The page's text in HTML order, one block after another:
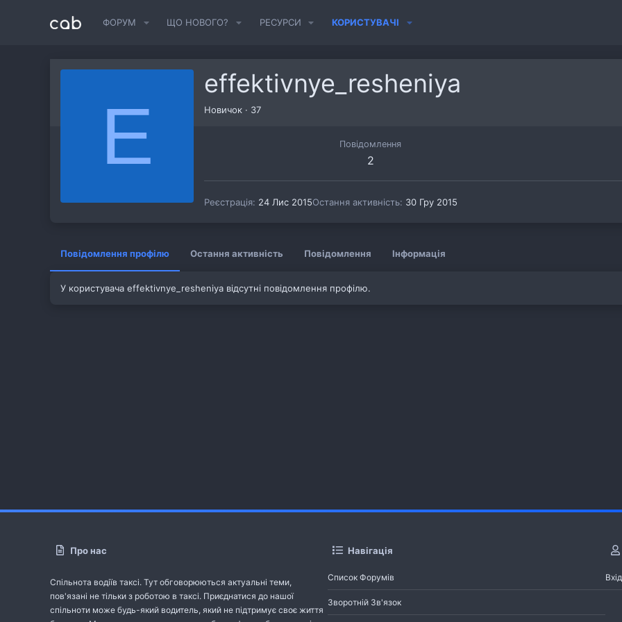
ФОРУМ ЩО НОВОГО? РЕСУРСИ КОРИСТУВАЧІ
E
effektivnye_resheniya
Новичок · 37
Повідомлення
2
Реєстрація 24 Лис 2015Остання активність 30 Гру 2015
Повідомлення профілю Остання активність Повідомлення Інформація
У користувача effektivnye_resheniya відсутні повідомлення профілю.
Про нас
Спільнота водіїв таксі. Тут обговорюються актуальні теми,
пов'язані не тільки з роботою в таксі. Приєднатися до нашої
спільноти може будь-який водитель, який не підтримує своє життя
Навігація
Список Форумів
Зворотній Зв'язок
Вхід